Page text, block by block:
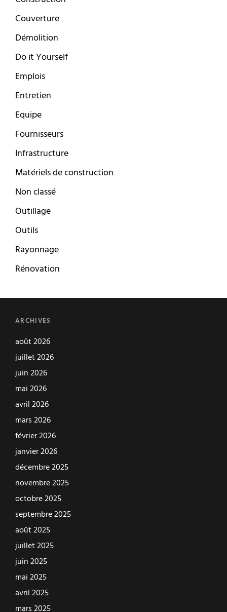
Couverture
Démolition
Do it Yourself
Emplois
Entretien
Equipe
Fournisseurs
Infrastructure
Matériels de construction
Non classé
Outillage
Outils
Rayonnage
Rénovation
ARCHIVES
août 2026
juillet 2026
juin 2026
mai 2026
avril 2026
mars 2026
février 2026
janvier 2026
décembre 2025
novembre 2025
octobre 2025
septembre 2025
août 2025
juillet 2025
juin 2025
mai 2025
avril 2025
mars 2025